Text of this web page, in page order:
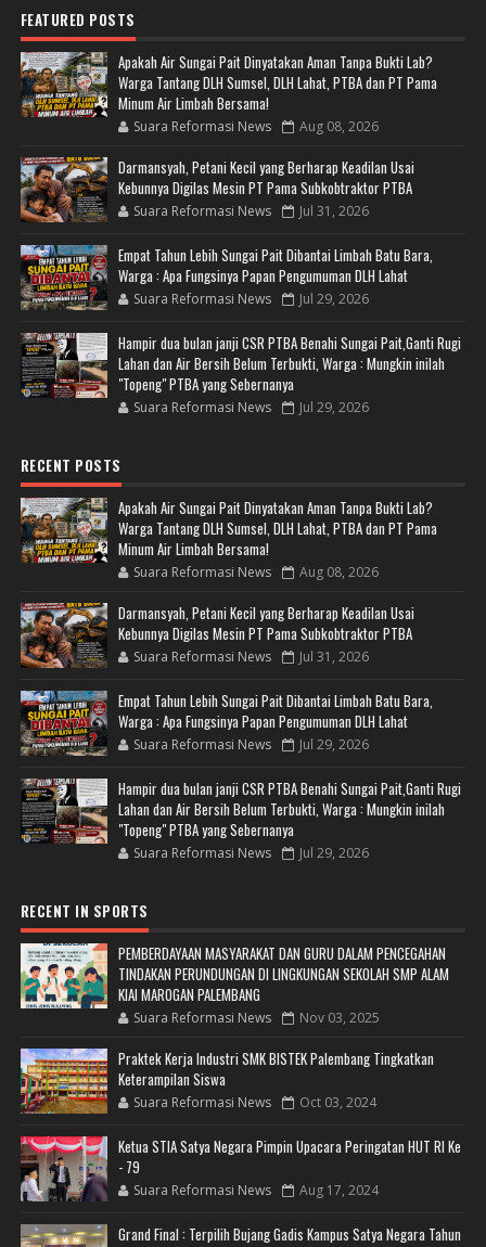
FEATURED POSTS
Apakah Air Sungai Pait Dinyatakan Aman Tanpa Bukti Lab?
Warga Tantang DLH Sumsel, DLH Lahat, PTBA dan PT Pama
Minum Air Limbah Bersama!
Suara Reformasi News Aug 08, 2026
Darmansyah, Petani Kecil yang Berharap Keadilan Usai
Kebunnya Digilas Mesin PT Pama Subkobtraktor PTBA
Suara Reformasi News Jul 31, 2026
Empat Tahun Lebih Sungai Pait Dibantai Limbah Batu Bara,
Warga : Apa Fungsinya Papan Pengumuman DLH Lahat
Suara Reformasi News Jul 29, 2026
Hampir dua bulan janji CSR PTBA Benahi Sungai Pait,Ganti Rugi
Lahan dan Air Bersih Belum Terbukti, Warga : Mungkin inilah
"Topeng" PTBA yang Sebernanya
Suara Reformasi News Jul 29, 2026
RECENT POSTS
Apakah Air Sungai Pait Dinyatakan Aman Tanpa Bukti Lab?
Warga Tantang DLH Sumsel, DLH Lahat, PTBA dan PT Pama
Minum Air Limbah Bersama!
Suara Reformasi News Aug 08, 2026
Darmansyah, Petani Kecil yang Berharap Keadilan Usai
Kebunnya Digilas Mesin PT Pama Subkobtraktor PTBA
Suara Reformasi News Jul 31, 2026
Empat Tahun Lebih Sungai Pait Dibantai Limbah Batu Bara,
Warga : Apa Fungsinya Papan Pengumuman DLH Lahat
Suara Reformasi News Jul 29, 2026
Hampir dua bulan janji CSR PTBA Benahi Sungai Pait,Ganti Rugi
Lahan dan Air Bersih Belum Terbukti, Warga : Mungkin inilah
"Topeng" PTBA yang Sebernanya
Suara Reformasi News Jul 29, 2026
RECENT IN SPORTS
PEMBERDAYAAN MASYARAKAT DAN GURU DALAM PENCEGAHAN
TINDAKAN PERUNDUNGAN DI LINGKUNGAN SEKOLAH SMP ALAM
KIAI MAROGAN PALEMBANG
Suara Reformasi News Nov 03, 2025
Praktek Kerja Industri SMK BISTEK Palembang Tingkatkan
Keterampilan Siswa
Suara Reformasi News Oct 03, 2024
Ketua STIA Satya Negara Pimpin Upacara Peringatan HUT RI Ke
- 79
Suara Reformasi News Aug 17, 2024
Grand Final : Terpilih Bujang Gadis Kampus Satya Negara Tahun